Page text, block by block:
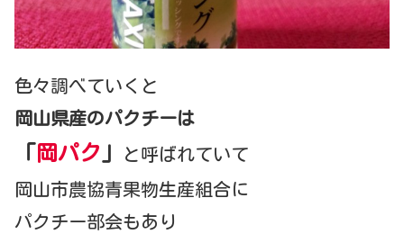
色々調べていくと
岡山県産のパクチーは
岡パク
と呼ばれていて
岡山市農協青果物生産組合に
パクチー部会もあり